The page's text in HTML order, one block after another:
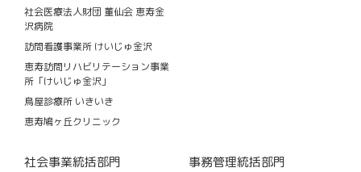
社会医療法人財団 董仙会 恵寿金
沢病院
訪問看護事業所 けいじゅ金沢
恵寿訪問リハビリテーション事業
所「けいじゅ金沢」
鳥屋診療所 いきいき
恵寿鳩ヶ丘クリニック
社会事業統括部門 事務管理統括部門